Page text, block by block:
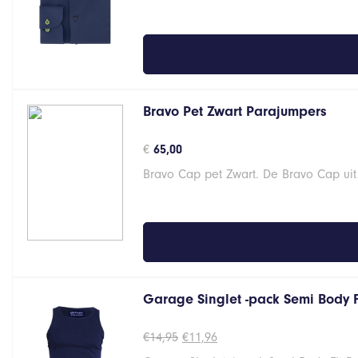
Bravo Pet Zwart Parajumpers
€ 65,00
Bravo Cap pet Zwart. De Bravo Cap
Garage Singlet -pack Semi Body
€14,95 Oorspronkelijke
€11,96Huidige